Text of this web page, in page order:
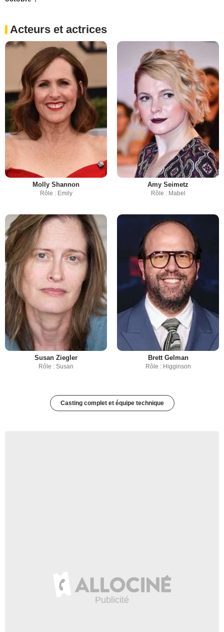
Acteurs et actrices
Molly Shannon
Rôle : Emily
Amy Seimetz
Rôle : Mabel
Susan Ziegler
Rôle : Susan
Brett Gelman
Rôle : Higginson
Casting complet et équipe technique